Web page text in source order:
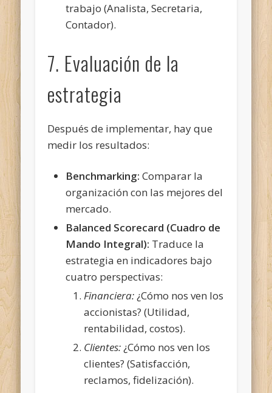
trabajo (Analista, Secretaria,
Contador).
7. Evaluación de la
estrategia
Después de implementar, hay que
medir los resultados:
Benchmarking: Comparar la
organización con las mejores del
mercado.
Balanced Scorecard (Cuadro de
Mando Integral): Traduce la
estrategia en indicadores bajo
cuatro perspectivas:
Financiera:¿Cómo nos ven los
accionistas? (Utilidad,
rentabilidad, costos).
Clientes:¿Cómo nos ven los
clientes? (Satisfacción,
reclamos, fidelización).